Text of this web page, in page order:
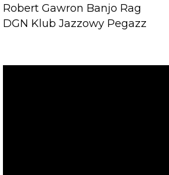
Robert Gawron Banjo Rag
DGN Klub Jazzowy Pegazz